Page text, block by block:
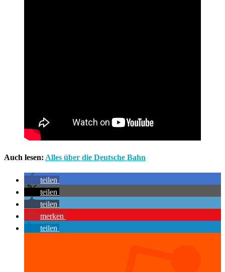
Auch lesen: Alles über die Deutsche Bahn
teilen
teilen
teilen
merken
teilen